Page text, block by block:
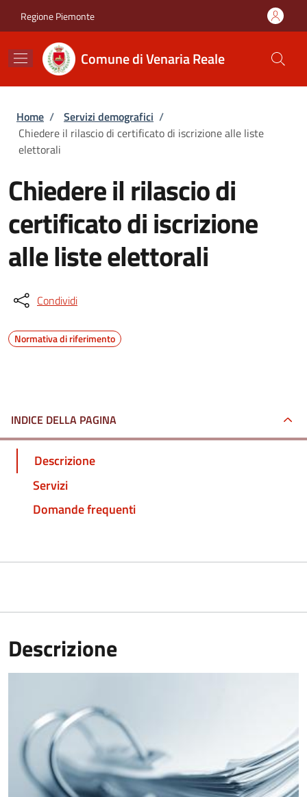
Regione Piemonte
Comune di Venaria Reale
Briciole di pane
Home / Servizi demografici /
Chiedere il rilascio di certificato di iscrizione alle liste
elettorali
Chiedere il rilascio di
certificato di iscrizione
alle liste elettorali
Condividi
Normativa di riferimento
INDICE DELLA PAGINA
Descrizione
Servizi
Domande frequenti
Descrizione